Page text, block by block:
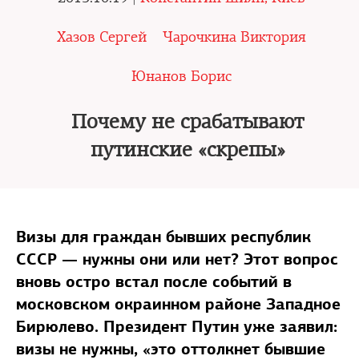
Хазов Сергей Чарочкина Виктория
Юнанов Борис
Почему не срабатывают
путинские «скрепы»
Визы для граждан бывших республик
СССР — нужны они или нет? Этот вопрос
вновь остро встал после событий в
московском окраинном районе Западное
Бирюлево. Президент Путин уже заявил:
визы не нужны, «это оттолкнет бывшие